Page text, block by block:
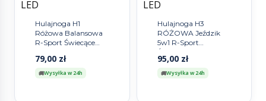
Hulajnoga H1
Różowa Balansowa
R-Sport Świecące
79,00 zł
Wysyłka w 24h
Hulajnoga H3
RÓŻOWA Jeździk
5w1 R-Sport
Świecące koła LED
95,00 zł
Wysyłka w 24h